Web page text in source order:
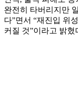
완전히 타버리지만
다”면서 “재진입 위
커질 것”이라고 밝혔